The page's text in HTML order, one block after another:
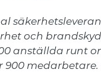
och
anställda runt
900